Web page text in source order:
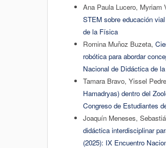
Ana Paula Lucero, Myriam
STEM sobre educación vial
de la Física
Romina Muñoz Buzeta,
robótica para abordar
Nacional de Didáctica de
Tamara Bravo, Yissel
Hamadryas) dentro del
Congreso de Estudiantes
Joaquín Meneses,
didáctica interdisciplinar
(2025): IX Encuentro